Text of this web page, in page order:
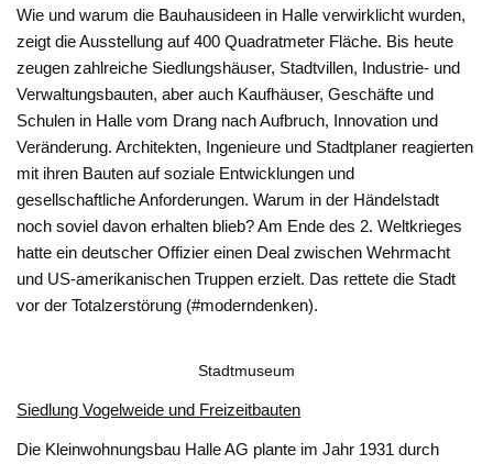
Wie und warum die Bauhausideen in Halle verwirklicht wurden,
zeigt die Ausstellung auf 400 Quadratmeter Fläche. Bis heute
zeugen zahlreiche Siedlungshäuser, Stadtvillen, Industrie- und
Verwaltungsbauten, aber auch Kaufhäuser, Geschäfte und
Schulen in Halle vom Drang nach Aufbruch, Innovation und
Veränderung. Architekten, Ingenieure und Stadtplaner reagierten
mit ihren Bauten auf soziale Entwicklungen und
gesellschaftliche Anforderungen. Warum in der Händelstadt
noch soviel davon erhalten blieb? Am Ende des 2. Weltkrieges
hatte ein deutscher Offizier einen Deal zwischen Wehrmacht
und US-amerikanischen Truppen erzielt. Das rettete die Stadt
vor der Totalzerstörung (#moderndenken).
Stadtmuseum
Siedlung Vogelweide und Freizeitbauten
Die Kleinwohnungsbau Halle AG plante im Jahr 1931 durch